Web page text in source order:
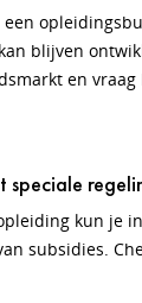
een
blijven
en
speciale
kun je
subsidies.